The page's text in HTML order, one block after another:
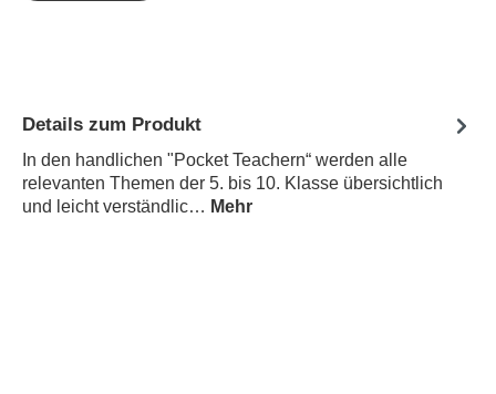
Details zum Produkt
In den handlichen "Pocket Teachern“ werden alle
relevanten Themen der 5. bis 10. Klasse übersichtlich
und leicht verständlic… Mehr